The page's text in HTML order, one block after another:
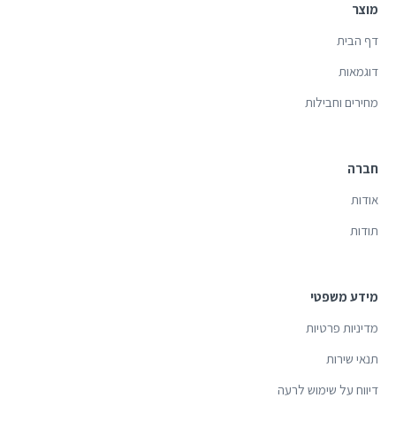
מוצר
דף הבית
דוגמאות
מחירים וחבילות
חברה
אודות
תודות
מידע משפטי
מדיניות פרטיות
תנאי שירות
דיווח על שימוש לרעה